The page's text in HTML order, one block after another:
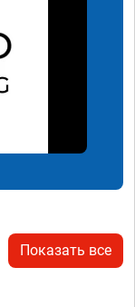
Показать все